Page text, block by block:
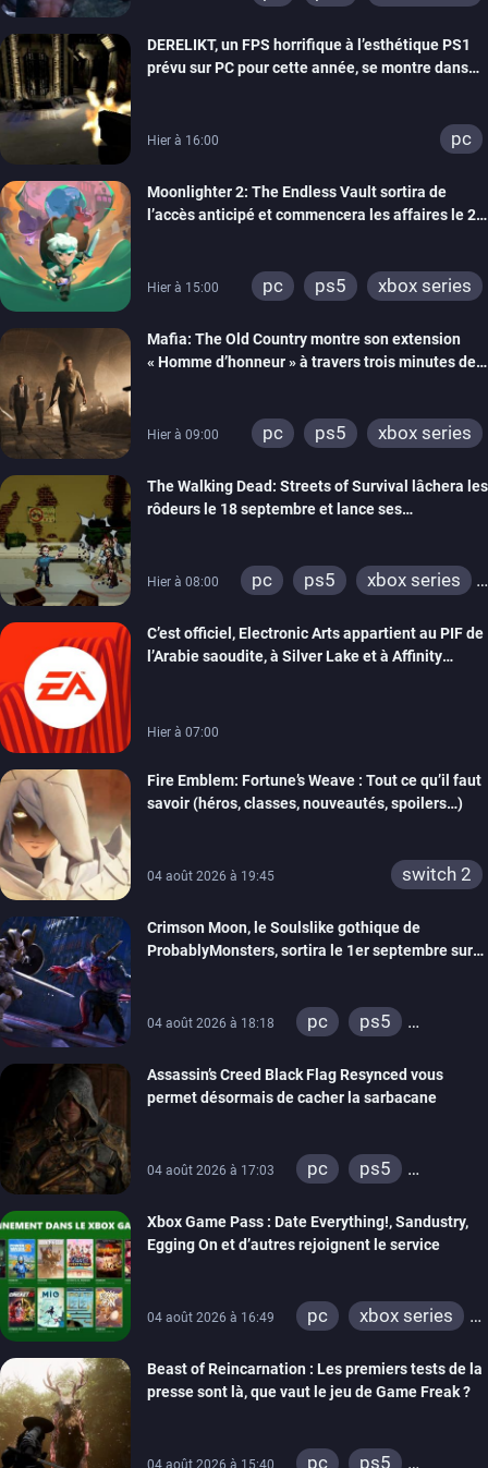
DERELIKT, un FPS horrifique à l’esthétique PS1
prévu sur PC pour cette année, se montre dans
Hier à 16:00 pc
Moonlighter 2: The Endless Vault sortira de
l’accès anticipé et commencera les affaires le 2
Hier à 15:00 pc ps5 xbox series
Mafia: The Old Country montre son extension
« Homme d’honneur » à travers trois minutes de
Hier à 09:00 pc ps5 xbox series
The Walking Dead: Streets of Survival lâchera les
rôdeurs le 18 septembre et lance ses
Hier à 08:00 pc ps5
xbox series
C’est officiel, Electronic Arts appartient au PIF de
l’Arabie saoudite, à Silver Lake et à Affinity
Hier à 07:00
Fire Emblem: Fortune’s Weave : Tout ce qu’il faut
savoir (héros, classes, nouveautés, spoilers…)
04 août 2026 à 19:45 switch 2
Crimson Moon, le Soulslike gothique de
ProbablyMonsters, sortira le 1er septembre sur
04 août 2026 à 18:18 pc
ps5
Assassin’s Creed Black Flag Resynced vous
permet désormais de cacher la sarbacane
04 août 2026 à 17:03 pc
ps5
Xbox Game Pass : Date Everything!, Sandustry,
Egging On et d’autres rejoignent le service
04 août 2026 à 16:49 pc
xbox series
Beast of Reincarnation : Les premiers tests de la
presse sont là, que vaut le jeu de Game Freak ?
04 août 2026 à 15:40 pc ps5